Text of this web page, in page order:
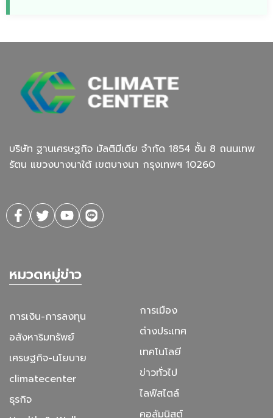
บริษัท ฐานเศรษฐกิจ มัลติมีเดีย จํากัด 1854 ชั้น 8 ถนนเทพ
รัตน แขวงบางนาใต้ เขตบางนา กรุงเทพฯ 10260
หมวดหมู่ข่าว
การเงิน-การลงทุน
อสังหาริมทรัพย์
เศรษฐกิจ-นโยบาย
climatecenter
ธุรกิจ
การเมือง
ต่างประเทศ
เทคโนโลยี
ข่าวทั่วไป
ไลฟ์สไตล์
คอลัมนิสต์